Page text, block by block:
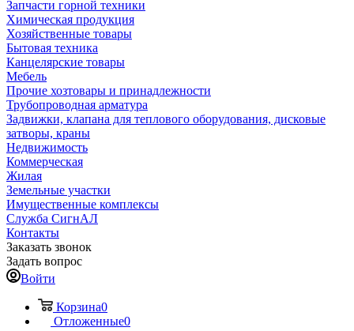
Запчасти горной техники
Химическая продукция
Хозяйственные товары
Бытовая техника
Канцелярские товары
Мебель
Прочие хозтовары и принадлежности
Трубопроводная арматура
Задвижки, клапана для теплового оборудования, дисковые
затворы, краны
Недвижимость
Коммерческая
Жилая
Земельные участки
Имущественные комплексы
Служба СигнАЛ
Контакты
Заказать звонок
Задать вопрос
Войти
Корзина0
Отложенные0